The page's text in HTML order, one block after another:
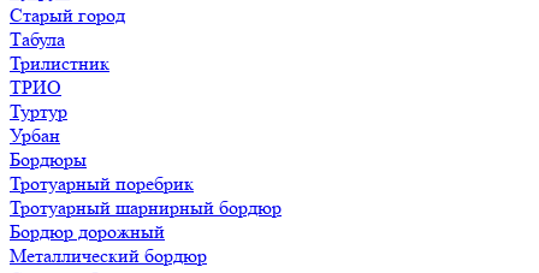
Старый город
Табула
Трилистник
ТРИО
Туртур
Урбан
Бордюры
Тротуарный поребрик
Тротуарный шарнирный бордюр
Бордюр дорожный
Металлический бордюр